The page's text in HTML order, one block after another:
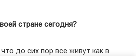
стране сегодня?
до сих пор все живут как в